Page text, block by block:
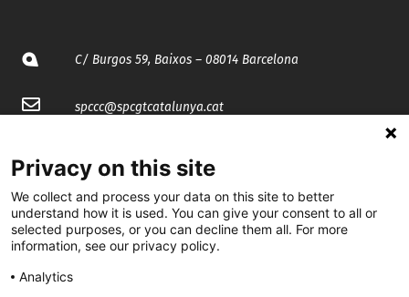
C/ Burgos 59, Baixos – 08014 Barcelona
spccc@spcgtcatalunya.cat
@CGTCatalunya
cgtcatalunya
CGTCatalunya
Privacy on this site
We collect and process your data on this site to better
understand how it is used. You can give your consent to all or
selected purposes, or you can decline them all. For more
information, see our privacy policy.
Analytics